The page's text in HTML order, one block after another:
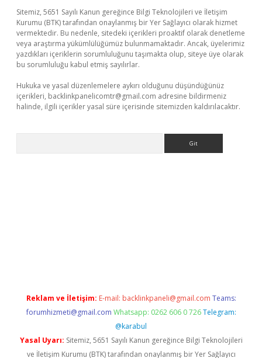
Sitemiz, 5651 Sayılı Kanun gereğince Bilgi Teknolojileri ve İletişim
Kurumu (BTK) tarafından onaylanmış bir Yer Sağlayıcı olarak hizmet
vermektedir. Bu nedenle, sitedeki içerikleri proaktif olarak denetleme
veya araştırma yükümlülüğümüz bulunmamaktadır. Ancak, üyelerimiz
yazdıkları içeriklerin sorumluluğunu taşımakta olup, siteye üye olarak
bu sorumluluğu kabul etmiş sayılırlar.
Hukuka ve yasal düzenlemelere aykırı olduğunu düşündüğünüz
içerikleri, backlinkpanelicomtr@gmail.com adresine bildirmeniz
halinde, ilgili içerikler yasal süre içerisinde sitemizden kaldırılacaktır.
Reklam ve İletişim: E-mail: backlinkpaneli@gmail.com Teams:
forumhizmeti@gmail.com Whatsapp: 0262 606 0 726 Telegram:
@karabul
Yasal Uyarı: Sitemiz, 5651 Sayılı Kanun gereğince Bilgi Teknolojileri
ve İletişim Kurumu (BTK) tarafından onaylanmış bir Yer Sağlayıcı